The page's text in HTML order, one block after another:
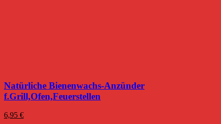
Natürliche Bienenwachs-Anzünder
f.Grill,Ofen,Feuerstellen
6,95 €